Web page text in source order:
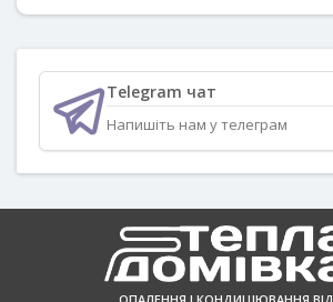
Telegram чат
Напишіть нам у телеграм